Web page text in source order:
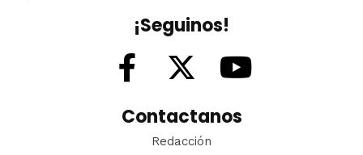
¡Seguinos!
Contactanos
Redacción